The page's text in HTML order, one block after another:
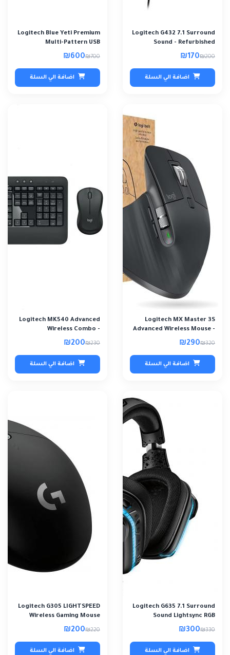
Logitech G432 7.1 Surround
Sound - Refurbished
₪200
₪170
اضافة الي السلة
Logitech Blue Yeti Premium
Multi-Pattern USB
Microphone - Re..
₪700
₪600
اضافة الي السلة
Logitech MX Master 3S
Advanced Wireless Mouse -
Refurbished
₪320
₪290
اضافة الي السلة
Logitech MK540 Advanced
Wireless Combo -
Refurbished
₪230
₪200
اضافة الي السلة
Logitech G635 7.1 Surround
Sound Lightsync RGB
Gaming Headse..
₪330
₪300
اضافة الي السلة
Logitech G305 LIGHTSPEED
Wireless Gaming Mouse
Black- Refur..
₪220
₪200
اضافة الي السلة